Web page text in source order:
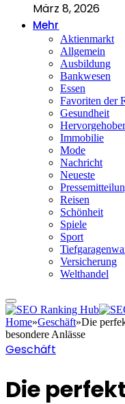
März 8, 2026
Mehr
Aktienmarkt
Allgemein
Ausbildung
Bankwesen
Essen
Favoriten der
Gesundheit
Immobilie
Mode
Nachricht
Neueste
Reisen
Schönheit
Spiele
Sport
Versicherung
Welthandel
Home»Geschäft»Die
besondere Anlässe
Geschäft
Die